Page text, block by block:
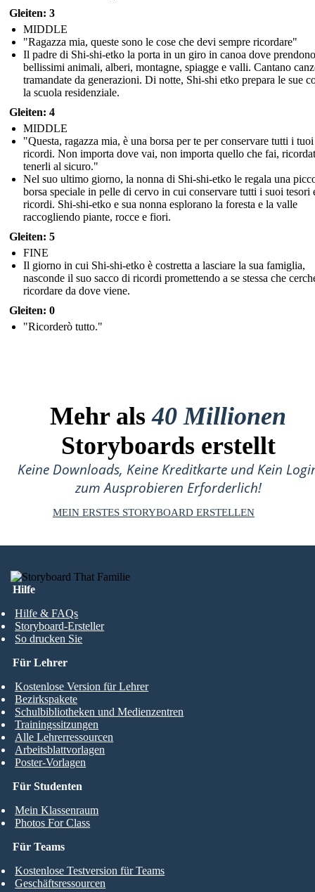
Gleiten: 3
MIDDLE
"Ragazza mia, queste sono le cose che devi sempre ricordare"
Il padre di Shi-shi-etko la porta in un giro in canoa dove
bellissimi animali, alberi, montagne, spiagge e valli. Cantano
tramandate da generazioni. Di notte, Shi-shi etko prepara le sue
la scuola residenziale.
Gleiten: 4
MIDDLE
"Questa, ragazza mia, è una borsa per te per conservare tutti i tuoi
ricordi. Non importa dove vai, non importa quello che fai,
tenerli al sicuro."
Nel suo ultimo giorno, la nonna di Shi-shi-etko le regala una
borsa speciale in pelle di cervo in cui conservare tutti i suoi tesori
ricordi. Shi-shi-etko e sua nonna esplorano la foresta e la valle
raccogliendo piante, rocce e fiori.
Gleiten: 5
FINE
Il giorno in cui Shi-shi-etko è costretta a lasciare la sua famiglia,
nasconde il suo sacco di ricordi promettendo a se stessa che
ricordare da dove viene.
Gleiten: 0
"Ricorderò tutto."
Mehr als40 Millionen
Storyboards erstellt
Keine Downloads, Keine Kreditkarte und Kein
zum Ausprobieren Erforderlich!
MEIN ERSTES STORYBOARD ERSTELLEN
Hilfe
Hilfe & FAQs
Storyboard-Ersteller
So drucken Sie
Für Studenten
Mein Klassenraum
Photos For Class
Für Lehrer
Kostenlose Version für Lehrer
Bezirkspakete
Schulbibliotheken und Medienzentren
Trainingssitzungen
Alle Lehrerressourcen
Arbeitsblattvorlagen
Poster-Vorlagen
Für Teams
Kostenlose Testversion für Teams
Geschäftsressourcen